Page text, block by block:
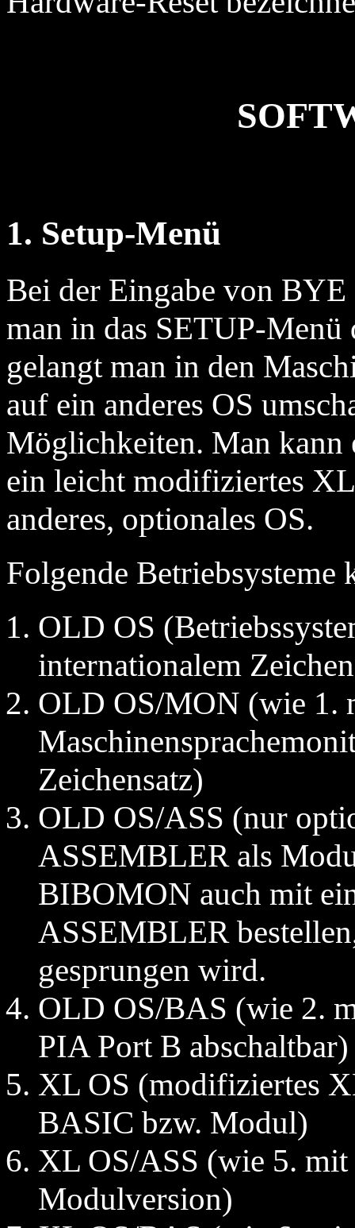
1. Setup-Menü
Bei der Eingabe von
man in das SETUP-
gelangt man in den
auf ein anderes OS
Möglichkeiten. Man kann
ein leicht modifiziertes
anderes, optionales OS.
Folgende Betriebsysteme
OLD OS
internationalem
OLD OS/MON (wie 1.
Zeichensatz)
OLD OS/ASS (nur
ASSEMBLER als
BIBOMON auch mit
ASSEMBLER
gesprungen wird.
OLD OS/BAS (wie 2.
PIA Port B abschaltbar)
XL OS (modifiziertes
BASIC bzw. Modul)
XL OS/ASS (wie 5. mit
Modulversion)